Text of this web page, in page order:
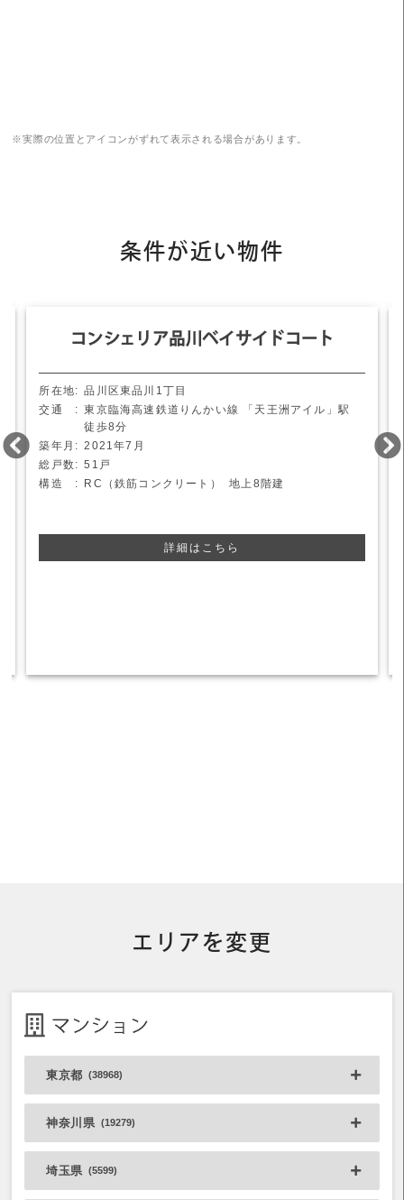
※実際の位置とアイコンがずれて表示される場合があります。
条件が近い物件
コンシェリア品川ベイサイドコート
品川区東品川1丁目
東京臨海高速鉄道りんかい線
「天王洲アイル」駅
徒歩8分
2021年7月
51戸
RC（鉄筋コンクリート） 地上8階建
詳細はこちら
エリアを変更
マンション
東京都 (38968)
神奈川県 (19279)
埼玉県 (5599)